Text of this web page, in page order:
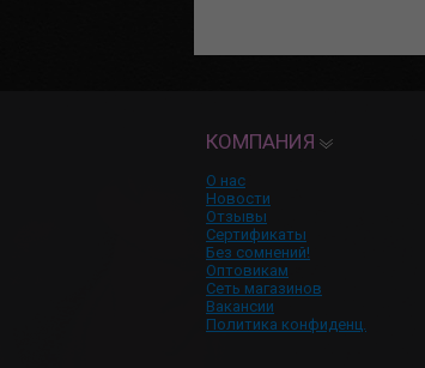
КОМПАНИЯ
О нас
Новости
Отзывы
Сертификаты
Без сомнений!
Оптовикам
Сеть магазинов
Вакансии
Политика конфиденц.